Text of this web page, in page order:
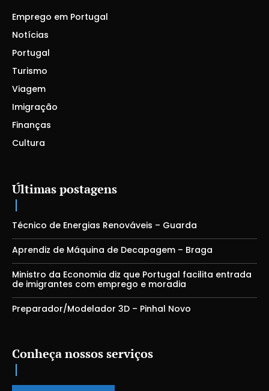
Emprego em Portugal
Notícias
Portugal
Turismo
Viagem
Imigração
Finanças
Cultura
Últimas postagens
Técnico de Energias Renováveis – Guarda
Aprendiz de Máquina de Decapagem – Braga
Ministro da Economia diz que Portugal facilita entrada
de imigrantes com emprego e moradia
Preparador/Modelador 3D – Pinhal Novo
Conheça nossos serviços